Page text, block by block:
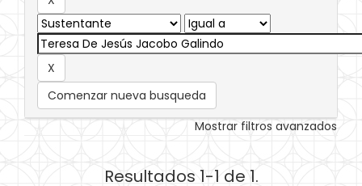
Comenzar nueva busqueda
Mostrar filtros avanzados
Resultados 1-1 de 1.